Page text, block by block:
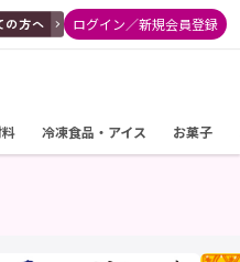
ログイン／新規会員登録
冷凍食品・アイス お菓子